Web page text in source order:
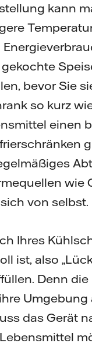
kann
bevor Sie
so kurz
einen
wie
von selbst.
Ihres
ist, also
Denn
das Gerät